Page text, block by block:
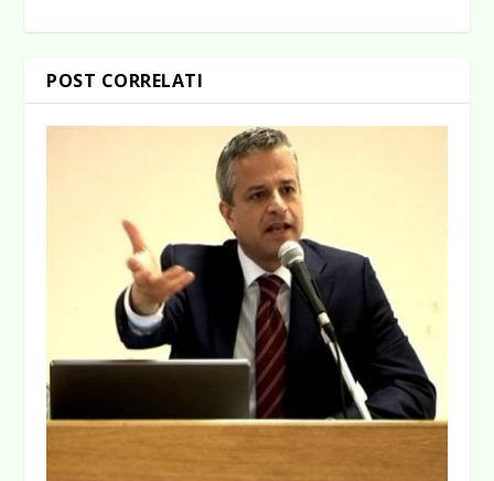
POST CORRELATI